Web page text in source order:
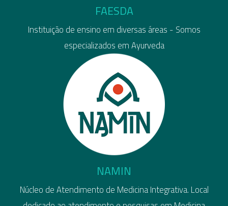
FAESDA
Instituição de ensino em diversas áreas - Somos
especializados em Ayurveda
NAMIN
Núcleo de Atendimento de Medicina Integrativa. Local